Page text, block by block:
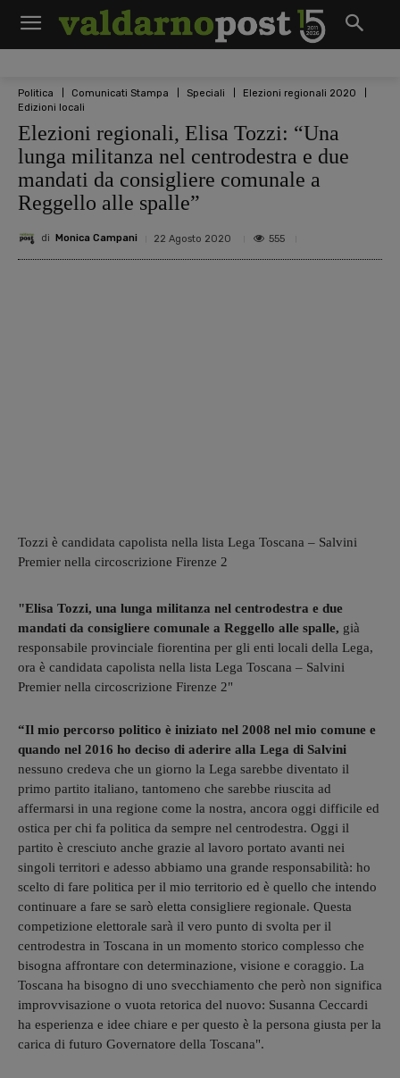
Politica Comunicati Stampa Speciali
Elezioni regionali 2020
Edizioni locali
Elezioni regionali, Elisa Tozzi: “Una
lunga militanza nel centrodestra e due
mandati da consigliere comunale a
Reggello alle spalle”
di Monica Campani 22 Agosto 2020 555
Tozzi è candidata capolista nella lista Lega Toscana – Salvini
Premier nella circoscrizione Firenze 2
"Elisa Tozzi, una lunga militanza nel centrodestra e due
mandati da consigliere comunale a Reggello alle spalle, già
responsabile provinciale fiorentina per gli enti locali della Lega,
ora è candidata capolista nella lista Lega Toscana – Salvini
Premier nella circoscrizione Firenze 2"
“Il mio percorso politico è iniziato nel 2008 nel mio comune e
quando nel 2016 ho deciso di aderire alla Lega di Salvini
nessuno credeva che un giorno la Lega sarebbe diventato il
primo partito italiano, tantomeno che sarebbe riuscita ad
affermarsi in una regione come la nostra, ancora oggi difficile ed
ostica per chi fa politica da sempre nel centrodestra. Oggi il
partito è cresciuto anche grazie al lavoro portato avanti nei
singoli territori e adesso abbiamo una grande responsabilità: ho
scelto di fare politica per il mio territorio ed è quello che intendo
continuare a fare se sarò eletta consigliere regionale. Questa
competizione elettorale sarà il vero punto di svolta per il
centrodestra in Toscana in un momento storico complesso che
bisogna affrontare con determinazione, visione e coraggio. La
Toscana ha bisogno di uno svecchiamento che però non significa
improvvisazione o vuota retorica del nuovo: Susanna Ceccardi
ha esperienza e idee chiare e per questo è la persona giusta per la
carica di futuro Governatore della Toscana".